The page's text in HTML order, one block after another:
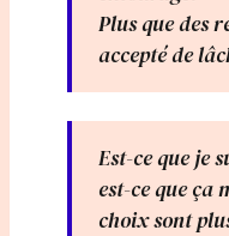
Plus que des
accepté de
Est-ce que je
est-ce que ça
choix sont